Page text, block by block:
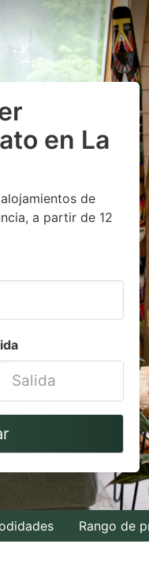
en La
de
a partir de 12
Navigate
to
with
the
Rango de